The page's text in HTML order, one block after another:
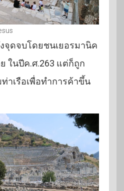
จุดจบโดยชนเยอรมานิค
ในปีค.ศ.263 แต่ก็ถูก
าเรือเพื่อทำการค้าขึ้น